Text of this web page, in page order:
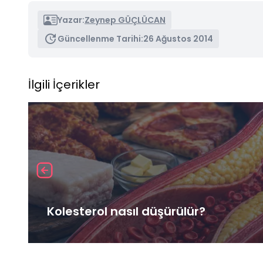
Yazar:Zeynep GÜÇLÜCAN
Güncellenme Tarihi:26 Ağustos 2014
İlgili İçerikler
Kolesterol nasıl düşürülür?